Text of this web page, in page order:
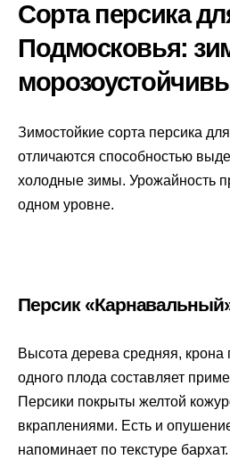
Сорта персика
Подмосковья:
Зимостойкие сорта персика
отличаются способностью
холодные зимы. Урожайность
одном уровне.
Персик
Высота дерева средняя,
одного плода составляет
Персики покрыты желтой
вкраплениями. Есть и
напоминает по текстуре бархат.